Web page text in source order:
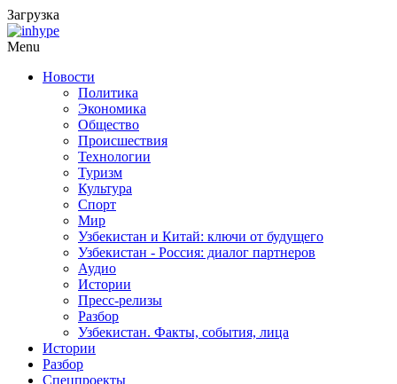
Загрузка
Menu
Новости
Политика
Экономика
Общество
Происшествия
Технологии
Туризм
Культура
Спорт
Мир
Узбекистан и Китай: ключи от будущего
Узбекистан - Россия: диалог партнеров
Аудио
Истории
Пресс-релизы
Разбор
Узбекистан. Факты, события, лица
Истории
Разбор
Спецпроекты